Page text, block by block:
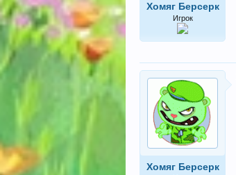
Хомяг Берсерк
Игрок
Хомяг Берсерк